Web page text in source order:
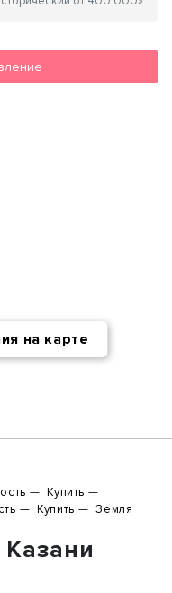
на карте
Купить
Купить Земля